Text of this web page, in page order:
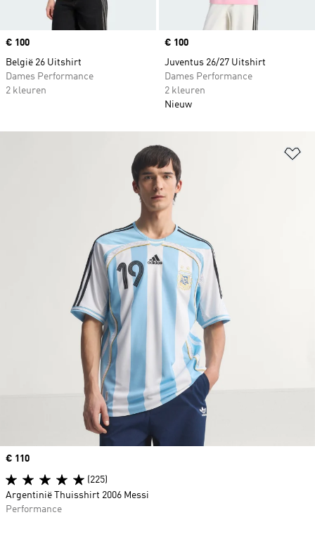
Price
€ 100
België 26 Uitshirt
Dames Performance
2 kleuren
Price
€ 100
Juventus 26/27 Uitshirt
Dames Performance
2 kleuren
Nieuw
Price
€ 110
(225)
Argentinië Thuisshirt 2006 Messi
Performance